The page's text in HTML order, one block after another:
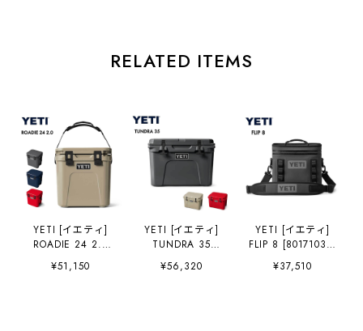
RELATED ITEMS
YETI [イエティ]
ROADIE 24 2.0
[80171008] ロー
ディ24 2.0・クー
¥51,150
YETI [イエティ]
TUNDRA 35
[80171001] タンド
ラ35・クーラーボ
¥56,320
YETI [イエティ]
FLIP 8 [80171038]
フリップ 8 ・クー
ラーバッグ・ソフ
¥37,510